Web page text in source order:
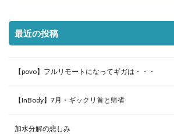
最近の投稿
【povo】フルリモートになってギガは・・・
【InBody】7月・ギックリ首と帰省
加水分解の悲しみ